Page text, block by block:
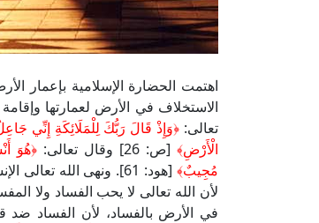
اهتمت الحضارة الإسلامية بإعمار
الاستخلاف في الأرض لعمارتها
تعالى: ﴿وَإِذْ قَالَ رَبُّكَ لِلْمَلَائِكَةِ إِنِّي
الْأَرْضِ﴾[ص: 26] وقال تعالى: ﴿هُوَ
مُجِيبٌ﴾
[هود: 61]. ونهى الله
لأن الله تعالى لا يحب الفساد ولا
في الأرض بالفساد، لأن الفساد ضد